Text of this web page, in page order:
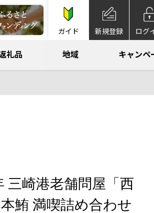
ガイド 新規登録 ログ
礼品 地域 キャンペ
三崎港老舗問屋「西
鮪 満喫詰め合わせ